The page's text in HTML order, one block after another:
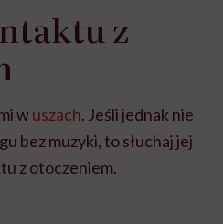
z
wuszach. Jeśli jednak nie
bez muzyki, to słuchaj jej
z otoczeniem.